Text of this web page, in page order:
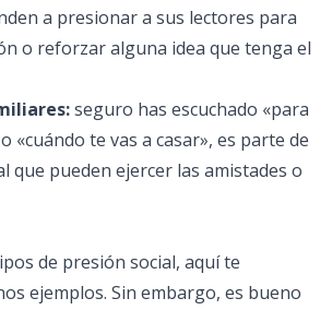
a presionar a sus lectores para
o reforzar alguna idea que tenga el
seguro has escuchado «para
«cuándo te vas a casar», es parte de
que pueden ejercer las amistades o
de presión social, aquí te
ejemplos. Sin embargo, es bueno